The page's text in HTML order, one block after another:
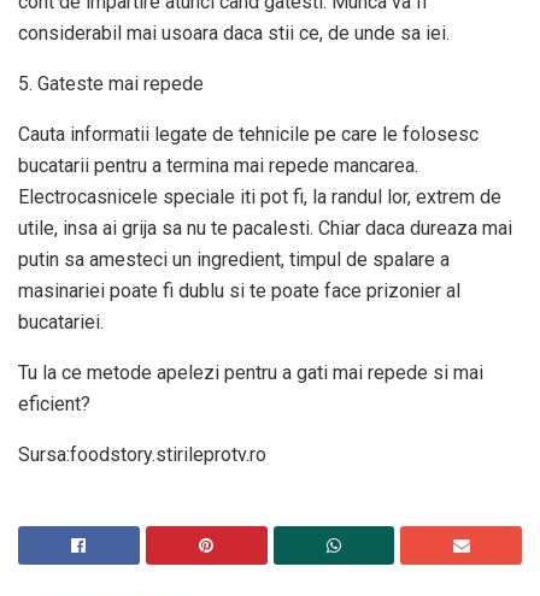
considerabil mai usoara daca stii ce, de unde sa iei.
5. Gateste mai repede
Cauta informatii legate de tehnicile pe care le folosesc
bucatarii pentru a termina mai repede mancarea.
Electrocasnicele speciale iti pot fi, la randul lor, extrem de
utile, insa ai grija sa nu te pacalesti. Chiar daca dureaza mai
putin sa amesteci un ingredient, timpul de spalare a
masinariei poate fi dublu si te poate face prizonier al
bucatariei.
Tu la ce metode apelezi pentru a gati mai repede si mai
eficient?
Sursa:foodstory.stirileprotv.ro